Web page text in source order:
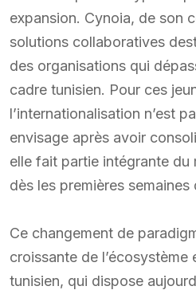
expansion. Cynoia, de son
solutions collaboratives
des organisations qui
cadre tunisien. Pour ces
l’internationalisation n’est
envisage après avoir
elle fait partie intégrante du
dès les premières semaines
Ce changement de
croissante de l’écosystème
tunisien, qui dispose